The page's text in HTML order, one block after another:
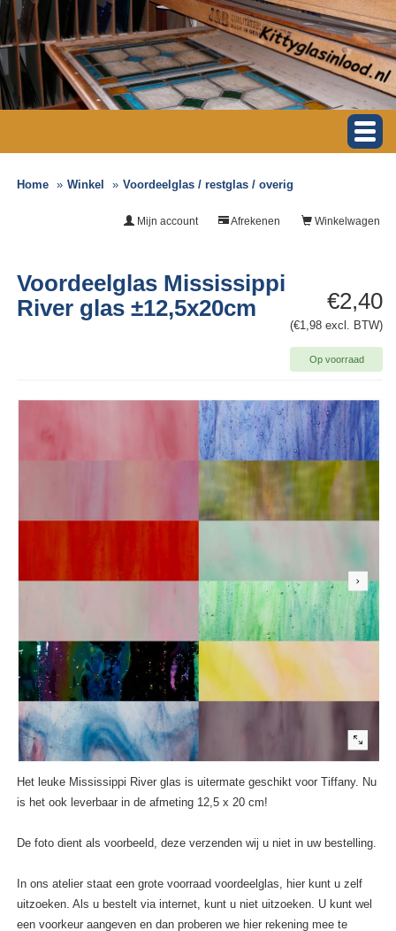
Home Winkel Voordeelglas / restglas / overig
Winkelwagen
Afrekenen
Mijn account
€2,40
(€1,98 excl. BTW)
Op voorraad
Voordeelglas Mississippi
River glas ±12,5x20cm
Het leuke Mississippi River glas is uitermate geschikt voor Tiffany. Nu
is het ook leverbaar in de afmeting 12,5 x 20 cm!
De foto dient als voorbeeld, deze verzenden wij u niet in uw bestelling.
In ons atelier staat een grote voorraad voordeelglas, hier kunt u zelf
uitzoeken. Als u bestelt via internet, kunt u niet uitzoeken. U kunt wel
een voorkeur aangeven en dan proberen we hier rekening mee te